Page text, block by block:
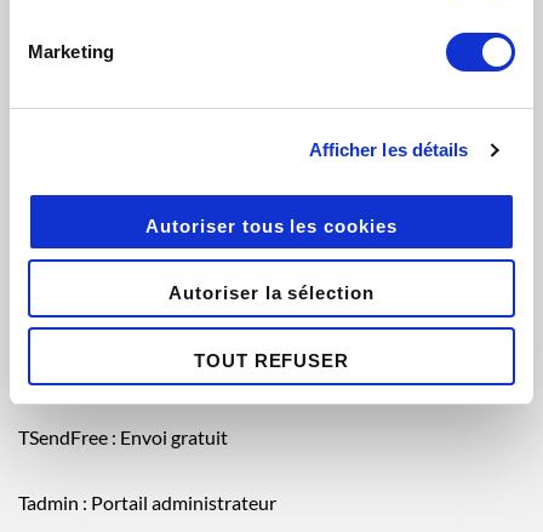
Marketing
Afficher les détails
Autoriser tous les cookies
Autoriser la sélection
TOUT REFUSER
Tbox : Stockage sécurisé de fichiers
Tsend : Envoi sécurisé de fichiers
TSendFree : Envoi gratuit
Tadmin : Portail administrateur